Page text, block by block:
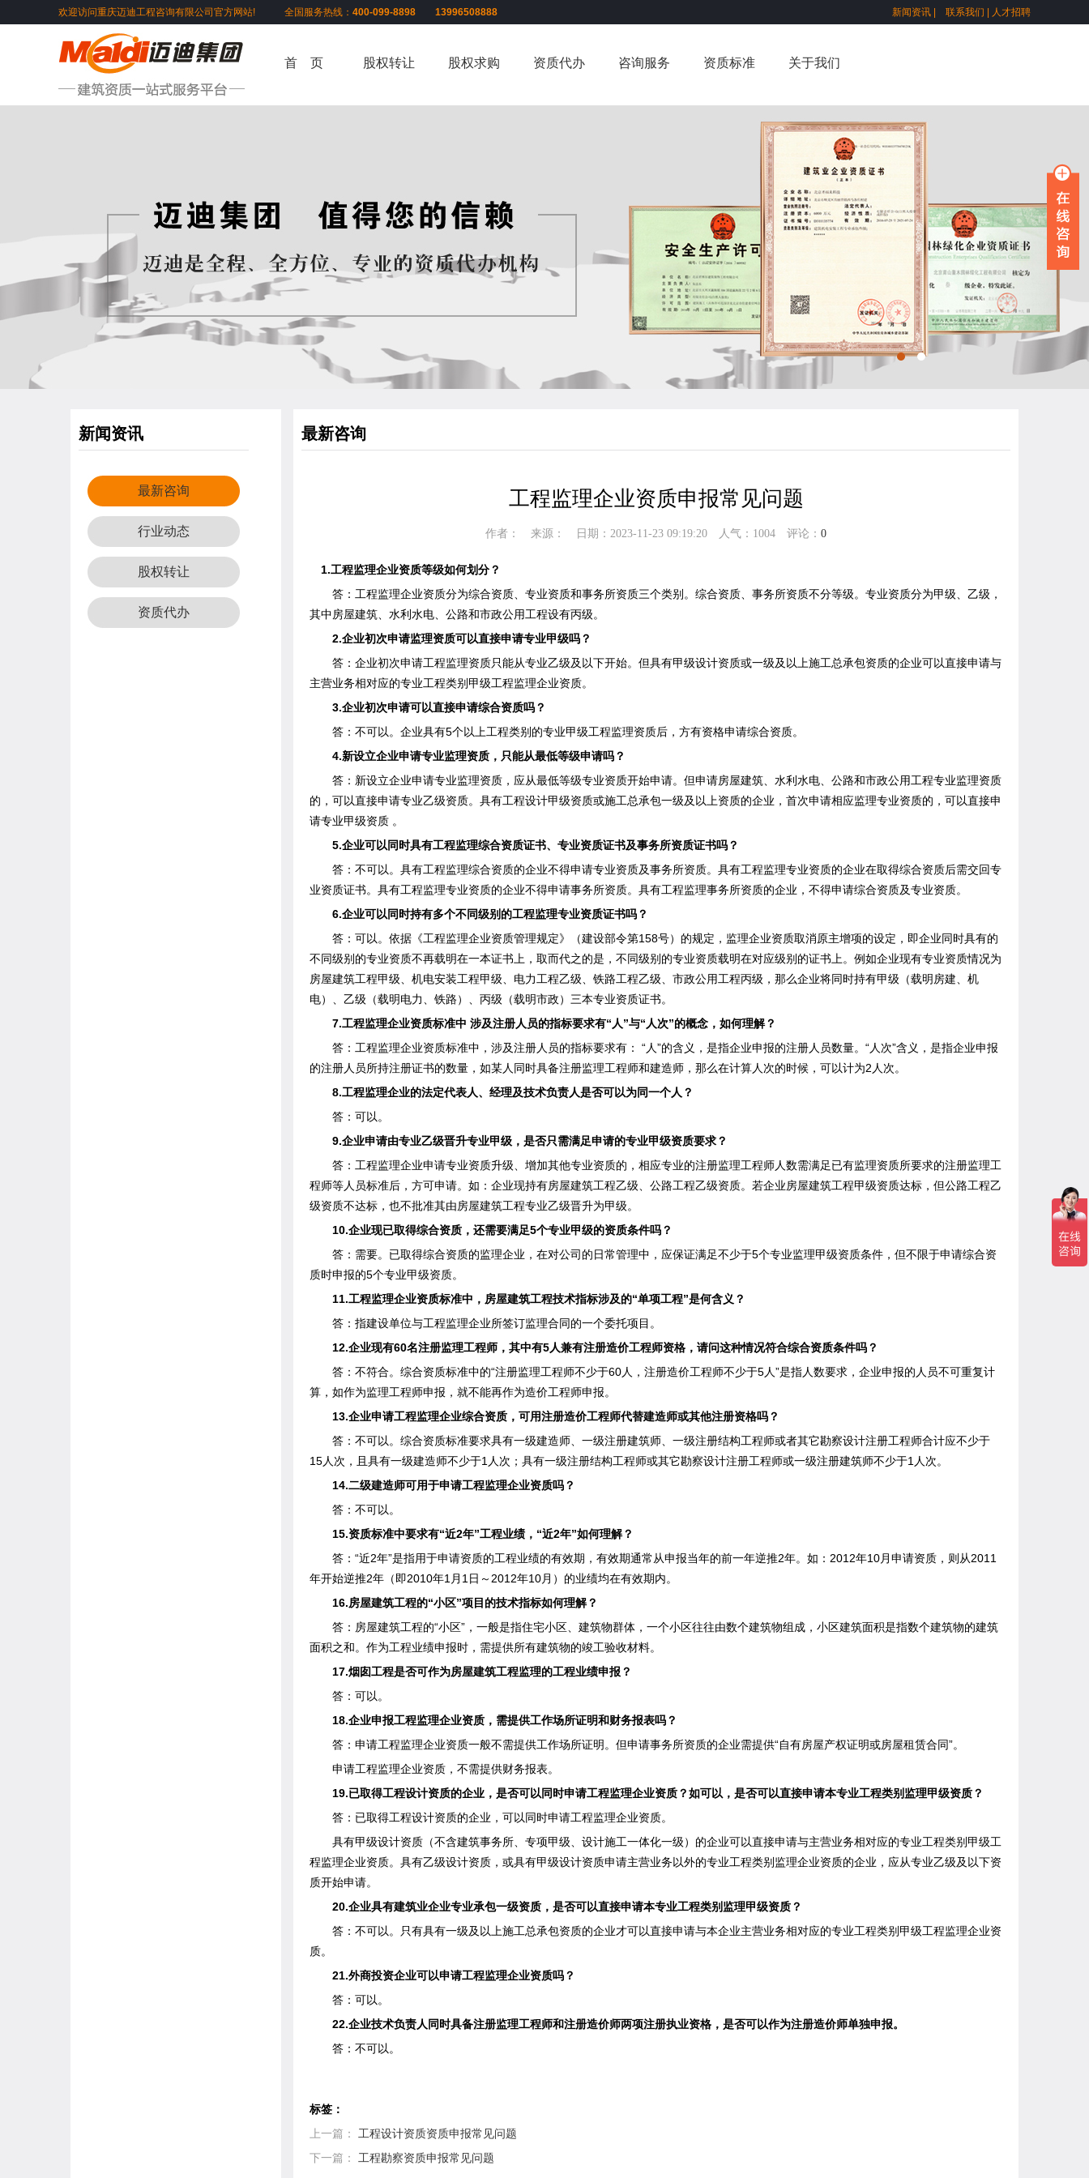
欢迎访问重庆迈迪工程咨询有限公司官方网站! 全国服务热线： 400-099-8898 13996508888 新闻资讯 联系我们 人才招聘
首 页 股权转让 股权求购 资质代办 咨询服务 资质标准 关于我们
新闻资讯
最新咨询
行业动态
股权转让
资质代办
最新咨询
工程监理企业资质申报常见问题
作者： 来源： 日期：2023-11-23 09:19:20 人气： 1004 评论： 0
1.工程监理企业资质等级如何划分？
答：工程监理企业资质分为综合资质、专业资质和事务所资质三个类别。综合资质、事务所资质不分等级。专业资质分为甲级、乙级，
其中房屋建筑、水利水电、公路和市政公用工程设有丙级。
2.企业初次申请监理资质可以直接申请专业甲级吗？
答：企业初次申请工程监理资质只能从专业乙级及以下开始。但具有甲级设计资质或一级及以上施工总承包资质的企业可以直接申请与
主营业务相对应的专业工程类别甲级工程监理企业资质。
3.企业初次申请可以直接申请综合资质吗？
答：不可以。企业具有5个以上工程类别的专业甲级工程监理资质后，方有资格申请综合资质。
4.新设立企业申请专业监理资质，只能从最低等级申请吗？
答：新设立企业申请专业监理资质，应从最低等级专业资质开始申请。但申请房屋建筑、水利水电、公路和市政公用工程专业监理资质
的，可以直接申请专业乙级资质。具有工程设计甲级资质或施工总承包一级及以上资质的企业，首次申请相应监理专业资质的，可以直接申
请专业甲级资质 。
5.企业可以同时具有工程监理综合资质证书、专业资质证书及事务所资质证书吗？
答：不可以。具有工程监理综合资质的企业不得申请专业资质及事务所资质。具有工程监理专业资质的企业在取得综合资质后需交回专
业资质证书。具有工程监理专业资质的企业不得申请事务所资质。具有工程监理事务所资质的企业，不得申请综合资质及专业资质。
6.企业可以同时持有多个不同级别的工程监理专业资质证书吗？
答：可以。依据《工程监理企业资质管理规定》（建设部令第158号）的规定，监理企业资质取消原主增项的设定，即企业同时具有的
不同级别的专业资质不再载明在一本证书上，取而代之的是，不同级别的专业资质载明在对应级别的证书上。例如企业现有专业资质情况为
房屋建筑工程甲级、机电安装工程甲级、电力工程乙级、铁路工程乙级、市政公用工程丙级，那么企业将同时持有甲级（载明房建、机
电）、乙级（载明电力、铁路）、丙级（载明市政）三本专业资质证书。
7.工程监理企业资质标准中 涉及注册人员的指标要求有“人”与“人次”的概念，如何理解？
答：工程监理企业资质标准中，涉及注册人员的指标要求有： “人”的含义，是指企业申报的注册人员数量。“人次”含义，是指企业申报
的注册人员所持注册证书的数量，如某人同时具备注册监理工程师和建造师，那么在计算人次的时候，可以计为2人次。
8.工程监理企业的法定代表人、经理及技术负责人是否可以为同一个人？
答：可以。
9.企业申请由专业乙级晋升专业甲级，是否只需满足申请的专业甲级资质要求？
答：工程监理企业申请专业资质升级、增加其他专业资质的，相应专业的注册监理工程师人数需满足已有监理资质所要求的注册监理工
程师等人员标准后，方可申请。如：企业现持有房屋建筑工程乙级、公路工程乙级资质。若企业房屋建筑工程甲级资质达标，但公路工程乙
级资质不达标，也不批准其由房屋建筑工程专业乙级晋升为甲级。
10.企业现已取得综合资质，还需要满足5个专业甲级的资质条件吗？
答：需要。已取得综合资质的监理企业，在对公司的日常管理中，应保证满足不少于5个专业监理甲级资质条件，但不限于申请综合资
质时申报的5个专业甲级资质。
11.工程监理企业资质标准中，房屋建筑工程技术指标涉及的“单项工程”是何含义？
答：指建设单位与工程监理企业所签订监理合同的一个委托项目。
12.企业现有60名注册监理工程师，其中有5人兼有注册造价工程师资格，请问这种情况符合综合资质条件吗？
答：不符合。综合资质标准中的“注册监理工程师不少于60人，注册造价工程师不少于5人”是指人数要求，企业申报的人员不可重复计
算，如作为监理工程师申报，就不能再作为造价工程师申报。
13.企业申请工程监理企业综合资质，可用注册造价工程师代替建造师或其他注册资格吗？
答：不可以。综合资质标准要求具有一级建造师、一级注册建筑师、一级注册结构工程师或者其它勘察设计注册工程师合计应不少于
15人次，且具有一级建造师不少于1人次；具有一级注册结构工程师或其它勘察设计注册工程师或一级注册建筑师不少于1人次。
14.二级建造师可用于申请工程监理企业资质吗？
答：不可以。
15.资质标准中要求有“近2年”工程业绩，“近2年”如何理解？
答：“近2年”是指用于申请资质的工程业绩的有效期，有效期通常从申报当年的前一年逆推2年。如：2012年10月申请资质，则从2011
年开始逆推2年（即2010年1月1日～2012年10月）的业绩均在有效期内。
16.房屋建筑工程的“小区”项目的技术指标如何理解？
答：房屋建筑工程的“小区”，一般是指住宅小区、建筑物群体，一个小区往往由数个建筑物组成，小区建筑面积是指数个建筑物的建筑
面积之和。作为工程业绩申报时，需提供所有建筑物的竣工验收材料。
17.烟囱工程是否可作为房屋建筑工程监理的工程业绩申报？
答：可以。
18.企业申报工程监理企业资质，需提供工作场所证明和财务报表吗？
答：申请工程监理企业资质一般不需提供工作场所证明。但申请事务所资质的企业需提供“自有房屋产权证明或房屋租赁合同”。
申请工程监理企业资质，不需提供财务报表。
19.已取得工程设计资质的企业，是否可以同时申请工程监理企业资质？如可以，是否可以直接申请本专业工程类别监理甲级资质？
答：已取得工程设计资质的企业，可以同时申请工程监理企业资质。
具有甲级设计资质（不含建筑事务所、专项甲级、设计施工一体化一级）的企业可以直接申请与主营业务相对应的专业工程类别甲级工
程监理企业资质。具有乙级设计资质，或具有甲级设计资质申请主营业务以外的专业工程类别监理企业资质的企业，应从专业乙级及以下资
质开始申请。
20.企业具有建筑业企业专业承包一级资质，是否可以直接申请本专业工程类别监理甲级资质？
答：不可以。只有具有一级及以上施工总承包资质的企业才可以直接申请与本企业主营业务相对应的专业工程类别甲级工程监理企业资
质。
21.外商投资企业可以申请工程监理企业资质吗？
答：可以。
22.企业技术负责人同时具备注册监理工程师和注册造价师两项注册执业资格，是否可以作为注册造价师单独申报。
答：不可以。
标签：
上一篇： 工程设计资质资质申报常见问题
下一篇： 工程勘察资质申报常见问题